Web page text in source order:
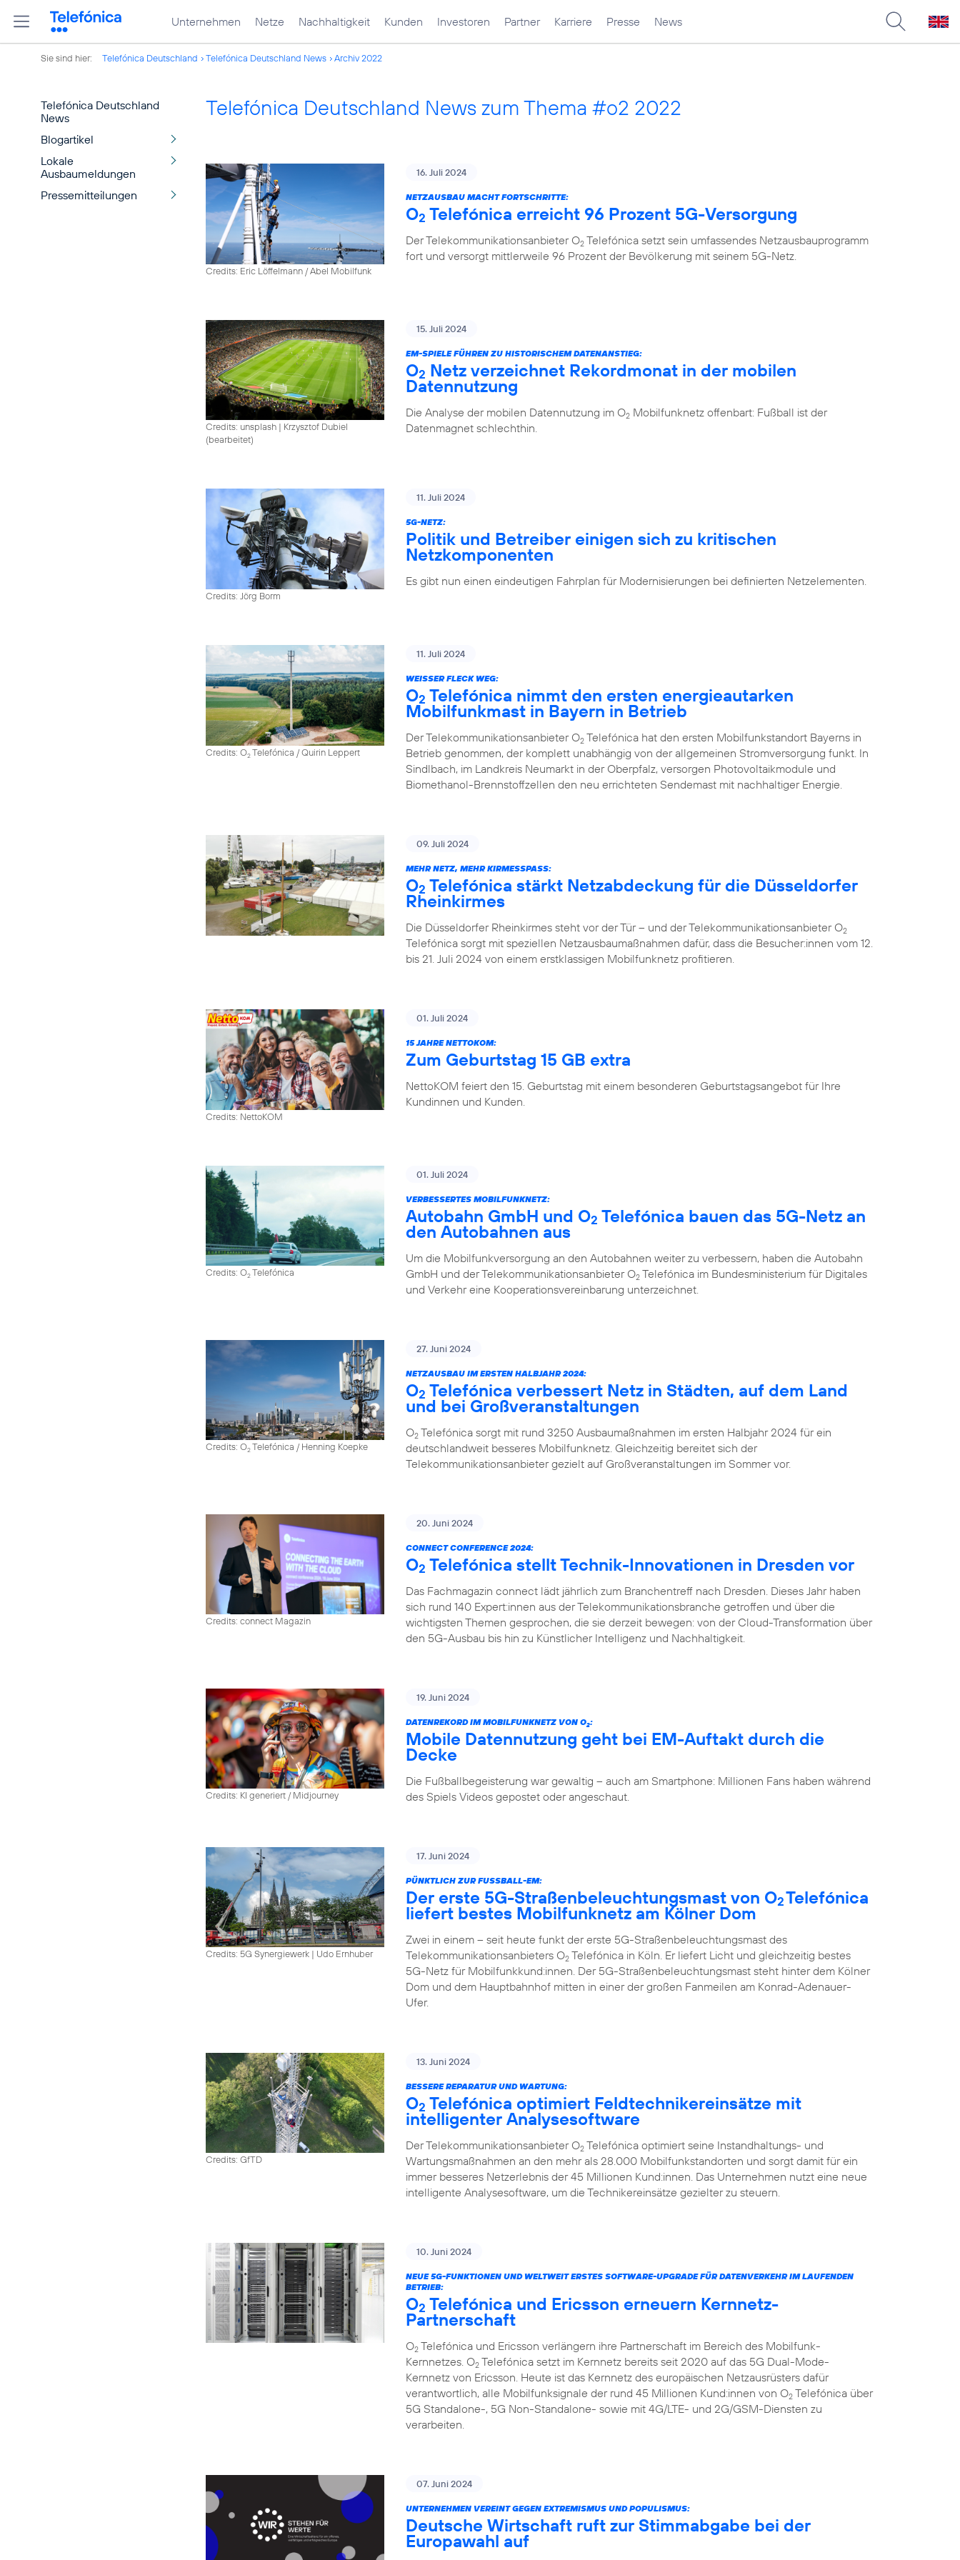
Unternehmen Netze Nachhaltigkeit Kunden Investoren Partner Karriere Presse News
Sie sind hier: Telefónica Deutschland Telefónica Deutschland News Archiv 2022
Telefónica Deutschland
News
Blogartikel
Lokale
Ausbaumeldungen
Pressemitteilungen
Telefónica Deutschland News zum Thema #o2 2022
Credits: Eric Löffelmann / Abel Mobilfunk
16. Juli 2024
NETZAUSBAU MACHT FORTSCHRITTE:
O2 Telefónica erreicht 96 Prozent 5G-Versorgung
Der Telekommunikationsanbieter O2 Telefónica setzt sein umfassendes Netzausbauprogramm
fort und versorgt mittlerweile 96 Prozent der Bevölkerung mit seinem 5G-Netz.
Credits: unsplash | Krzysztof Dubiel
(bearbeitet)
15. Juli 2024
EM-SPIELE FÜHREN ZU HISTORISCHEM DATENANSTIEG:
O2 Netz verzeichnet Rekordmonat in der mobilen
Datennutzung
Die Analyse der mobilen Datennutzung im O2 Mobilfunknetz offenbart: Fußball ist der
Datenmagnet schlechthin.
Credits: Jörg Borm
11. Juli 2024
5G-NETZ:
Politik und Betreiber einigen sich zu kritischen
Netzkomponenten
Es gibt nun einen eindeutigen Fahrplan für Modernisierungen bei definierten Netzelementen.
Credits: O2Telefónica / Quirin Leppert
11. Juli 2024
WEISSER FLECK WEG:
O2 Telefónica nimmt den ersten energieautarken
Mobilfunkmast in Bayern in Betrieb
Der Telekommunikationsanbieter O2 Telefónica hat den ersten Mobilfunkstandort Bayerns in
Betrieb genommen, der komplett unabhängig von der allgemeinen Stromversorgung funkt. In
Sindlbach, im Landkreis Neumarkt in der Oberpfalz, versorgen Photovoltaikmodule und
Biomethanol-Brennstoffzellen den neu errichteten Sendemast mit nachhaltiger Energie.
09. Juli 2024
MEHR NETZ, MEHR KIRMESSPASS:
O2 Telefónica stärkt Netzabdeckung für die Düsseldorfer
Rheinkirmes
Die Düsseldorfer Rheinkirmes steht vor der Tür – und der Telekommunikationsanbieter O2
Telefónica sorgt mit speziellen Netzausbaumaßnahmen dafür, dass die Besucher:innen vom 12.
bis 21. Juli 2024 von einem erstklassigen Mobilfunknetz profitieren.
Credits: NettoKOM
01. Juli 2024
15 JAHRE NETTOKOM:
Zum Geburtstag 15 GB extra
NettoKOM feiert den 15. Geburtstag mit einem besonderen Geburtstagsangebot für Ihre
Kundinnen und Kunden.
Credits: O2Telefónica
01. Juli 2024
VERBESSERTES MOBILFUNKNETZ:
Autobahn GmbH und O2 Telefónica bauen das 5G-Netz an
den Autobahnen aus
Um die Mobilfunkversorgung an den Autobahnen weiter zu verbessern, haben die Autobahn
GmbH und der Telekommunikationsanbieter O2 Telefónica im Bundesministerium für Digitales
und Verkehr eine Kooperationsvereinbarung unterzeichnet.
Credits: O2Telefónica / Henning Koepke
27. Juni 2024
NETZAUSBAU IM ERSTEN HALBJAHR 2024:
O2 Telefónica verbessert Netz in Städten, auf dem Land
und bei Großveranstaltungen
O2 Telefónica sorgt mit rund 3250 Ausbaumaßnahmen im ersten Halbjahr 2024 für ein
deutschlandweit besseres Mobilfunknetz. Gleichzeitig bereitet sich der
Telekommunikationsanbieter gezielt auf Großveranstaltungen im Sommer vor.
Credits: connect Magazin
20. Juni 2024
CONNECT CONFERENCE 2024:
O2 Telefónica stellt Technik-Innovationen in Dresden vor
Das Fachmagazin connect lädt jährlich zum Branchentreff nach Dresden. Dieses Jahr haben
sich rund 140 Expert:innen aus der Telekommunikationsbranche getroffen und über die
wichtigsten Themen gesprochen, die sie derzeit bewegen: von der Cloud-Transformation über
den 5G-Ausbau bis hin zu Künstlicher Intelligenz und Nachhaltigkeit.
Credits: KI generiert / Midjourney
19. Juni 2024
DATENREKORD IM MOBILFUNKNETZ VON O2:
Mobile Datennutzung geht bei EM-Auftakt durch die
Decke
Die Fußballbegeisterung war gewaltig – auch am Smartphone: Millionen Fans haben während
des Spiels Videos gepostet oder angeschaut.
Credits: 5G Synergiewerk | Udo Ernhuber
17. Juni 2024
PÜNKTLICH ZUR FUSSBALL-EM:
Der erste 5G-Straßenbeleuchtungsmast von O2Telefónica
liefert bestes Mobilfunknetz am Kölner Dom
Zwei in einem – seit heute funkt der erste 5G-Straßenbeleuchtungsmast des
Telekommunikationsanbieters O2 Telefónica in Köln. Er liefert Licht und gleichzeitig bestes
5G-Netz für Mobilfunkkund:innen. Der 5G-Straßenbeleuchtungsmast steht hinter dem Kölner
Dom und dem Hauptbahnhof mitten in einer der großen Fanmeilen am Konrad-Adenauer-
Ufer.
Credits: GfTD
13. Juni 2024
BESSERE REPARATUR UND WARTUNG:
O2 Telefónica optimiert Feldtechnikereinsätze mit
intelligenter Analysesoftware
Der Telekommunikationsanbieter O2 Telefónica optimiert seine Instandhaltungs- und
Wartungsmaßnahmen an den mehr als 28.000 Mobilfunkstandorten und sorgt damit für ein
immer besseres Netzerlebnis der 45 Millionen Kund:innen. Das Unternehmen nutzt eine neue
intelligente Analysesoftware, um die Technikereinsätze gezielter zu steuern.
10. Juni 2024
NEUE 5G-FUNKTIONEN UND WELTWEIT ERSTES SOFTWARE-UPGRADE FÜR DATENVERKEHR IM LAUFENDEN
BETRIEB:
O2 Telefónica und Ericsson erneuern Kernnetz-
Partnerschaft
O2 Telefónica und Ericsson verlängern ihre Partnerschaft im Bereich des Mobilfunk-
Kernnetzes. O2 Telefónica setzt im Kernnetz bereits seit 2020 auf das 5G Dual-Mode-
Kernnetz von Ericsson. Heute ist das Kernnetz des europäischen Netzausrüsters dafür
verantwortlich, alle Mobilfunksignale der rund 45 Millionen Kund:innen von O2 Telefónica über
5G Standalone-, 5G Non-Standalone- sowie mit 4G/LTE- und 2G/GSM-Diensten zu
verarbeiten.
07. Juni 2024
UNTERNEHMEN VEREINT GEGEN EXTREMISMUS UND POPULISMUS:
Deutsche Wirtschaft ruft zur Stimmabgabe bei der
Europawahl auf